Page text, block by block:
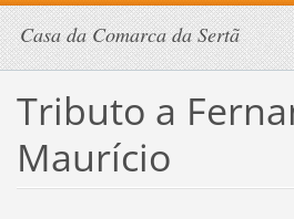
Casa da Comarca da Sertã
Tributo a
Maurício